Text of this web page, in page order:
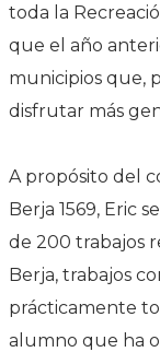
toda la
que el año
municipios que,
disfrutar más
A propósito del
Berja 1569, Eric
de 200 trabajos
Berja, trabajos
prácticamente
alumno que ha